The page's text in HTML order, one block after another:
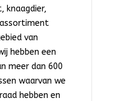
knaagdier,
van
hebben een
meer dan 600
waarvan we
hebben en